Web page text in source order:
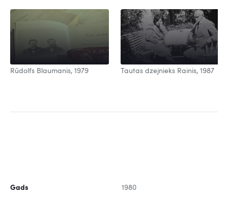
Rūdolfs Blaumanis, 1979 Tautas dzejnieks Rainis, 1987
Gads 1980